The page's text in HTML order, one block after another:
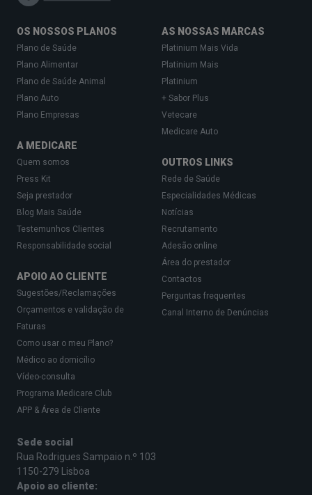
OS NOSSOS PLANOS
Plano de Saúde
Plano Alimentar
Plano de Saúde Animal
Plano Auto
Plano Empresas
A MEDICARE
Quem somos
Press Kit
Seja prestador
Blog Mais Saúde
Testemunhos Clientes
Responsabilidade social
APOIO AO CLIENTE
Sugestões/Reclamações
Orçamentos e validação de
Faturas
Como usar o meu Plano?
Médico ao domicílio
Vídeo-consulta
Programa Medicare Club
APP & Área de Cliente
AS NOSSAS MARCAS
Platinium Mais Vida
Platinium Mais
Platinium
+ Sabor Plus
Vetecare
Medicare Auto
OUTROS LINKS
Rede de Saúde
Especialidades Médicas
Notícias
Recrutamento
Adesão online
Área do prestador
Contactos
Perguntas frequentes
Canal Interno de Denúncias
Sede social
Rua Rodrigues Sampaio n.º 103
1150-279 Lisboa
Apoio ao cliente: